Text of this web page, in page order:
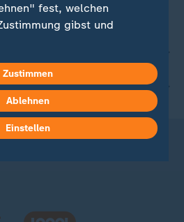
fest, welchen
gibst und
widerrufen oder ändern.
findest du in unserer
Zustimmen
Ablehnen
Einstellen